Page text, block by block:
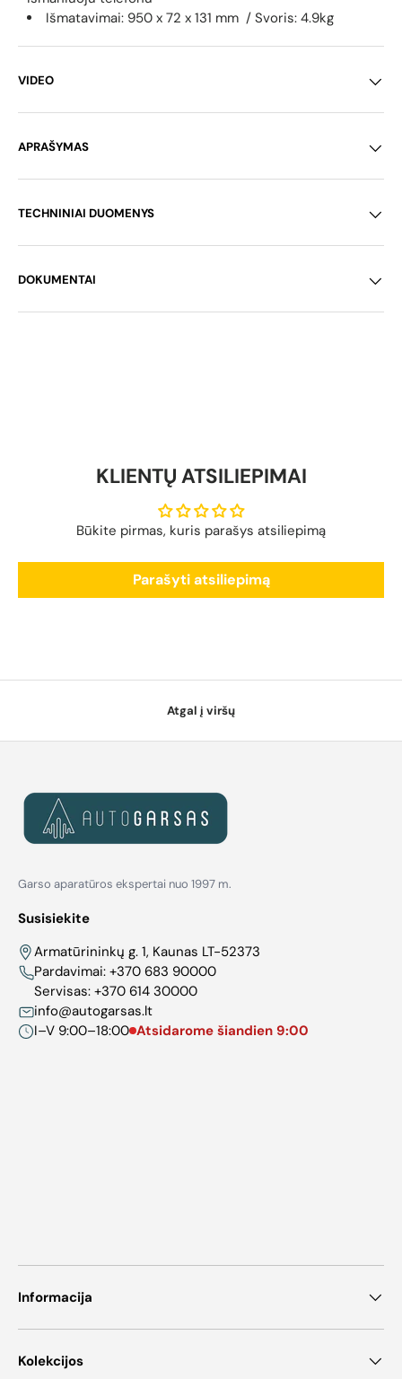
Išmatavimai: 950 x 72 x 131 mm / Svoris: 4.9kg
VIDEO
APRAŠYMAS
TECHNINIAI DUOMENYS
DOKUMENTAI
KLIENTŲ ATSILIEPIMAI
Būkite pirmas, kuris parašys atsiliepimą
Parašyti atsiliepimą
Atgal į viršų
Garso aparatūros ekspertai nuo 1997 m.
Susisiekite
Armatūrininkų g. 1, Kaunas LT-52373
Pardavimai: +370 683 90000
Servisas: +370 614 30000
info@autogarsas.lt
I–V 9:00–18:00 Atsidarome šiandien 9:00
Informacija
Kolekcijos